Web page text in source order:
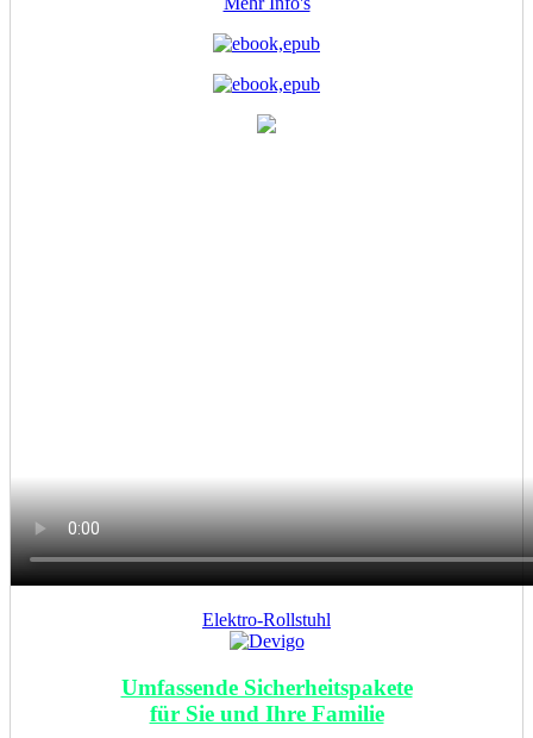
Elektro-Rollstuhl
Umfassende Sicherheitspakete
für Sie und Ihre Familie